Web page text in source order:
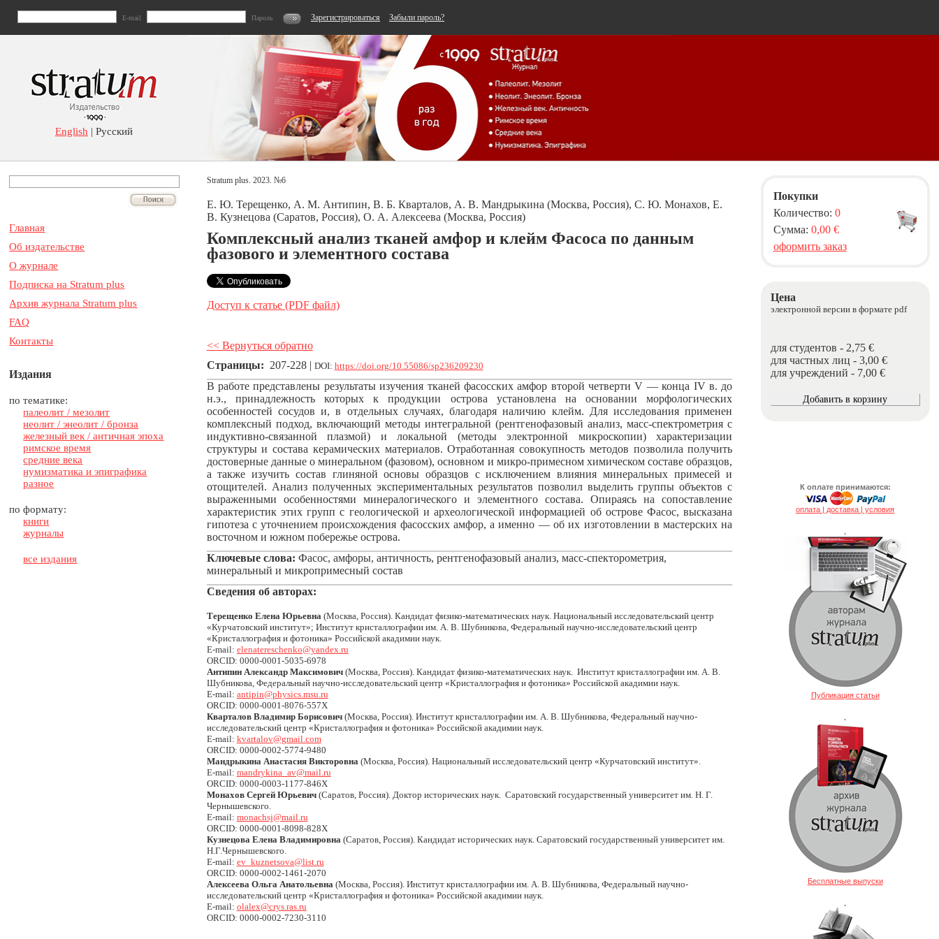
E-mail Пароль Зарегистрироваться Забыли пароль?
English | Русский
Главная
Об издательстве
О журнале
Подписка на Stratum plus
Архив журнала Stratum plus
FAQ
Контакты
Издания
по тематике:
палеолит / мезолит
неолит / энеолит / бронза
железный век / античная эпоха
римское время
средние века
нумизматика и эпиграфика
разное
по формату:
книги
журналы
все издания
Stratum plus. 2023. №6
Е. Ю. Терещенко, А. М. Антипин, В. Б. Кварталов, А. В. Мандрыкина (Москва, Россия), С. Ю. Монахов, Е.
В. Кузнецова (Саратов, Россия), О. А. Алексеева (Москва, Россия)
Комплексный анализ тканей амфор и клейм Фасоса по данным
фазового и элементного состава
Доступ к статье (PDF файл)
<< Вернуться обратно
Страницы: 207-228 | DOI: https://doi.org/10.55086/sp236209230
В работе представлены результаты изучения тканей фасосских амфор второй четверти V — конца IV в. до
н.э., принадлежность которых к продукции острова установлена на основании морфологических
особенностей сосудов и, в отдельных случаях, благодаря наличию клейм. Для исследования применен
комплексный подход, включающий методы интегральной (рентгенофазовый анализ, масс-спектрометрия с
индуктивно-связанной плазмой) и локальной (методы электронной микроскопии) характеризации
структуры и состава керамических материалов. Отработанная совокупность методов позволила получить
достоверные данные о минеральном (фазовом), основном и микро-примесном химическом составе образцов,
а также изучить состав глиняной основы образцов с исключением влияния минеральных примесей и
отощителей. Анализ полученных экспериментальных результатов позволил выделить группы объектов с
выраженными особенностями минералогического и элементного состава. Опираясь на сопоставление
характеристик этих групп с геологической и археологической информацией об острове Фасос, высказана
гипотеза с уточнением происхождения фасосских амфор, а именно — об их изготовлении в мастерских на
восточном и южном побережье острова.
Ключевые слова: Фасос, амфоры, античность, рентгенофазовый анализ, масс-спекторометрия,
минеральный и микропримесный состав
Сведения об авторах:
Терещенко Елена Юрьевна(Москва, Россия). Кандидат физико-математических наук. Национальный исследовательский центр
«Курчатовский институт»; Институт кристаллографии им. А. В. Шубникова, Федеральный научно-исследовательский центр
«Кристаллография и фотоника» Российской акадимии наук.
E-mail: elenatereschenko@yandex.ru
ORCID: 0000-0001-5035-6978
Антипин Александр Максимович(Москва, Россия). Кандидат физико-математических наук. Институт кристаллографии им. А. В.
Шубникова, Федеральный научно-исследовательский центр «Кристаллография и фотоника» Российской акадимии наук.
E-mail: antipin@physics.msu.ru
ORCID: 0000-0001-8076-557X
Кварталов Владимир Борисович(Москва, Россия). Институт кристаллографии им. А. В. Шубникова, Федеральный научно-
исследовательский центр «Кристаллография и фотоника» Российской акадимии наук.
E-mail: kvartalov@gmail.com
ORCID: 0000-0002-5774-9480
Мандрыкина Анастасия Викторовна(Москва, Россия). Национальный исследовательский центр «Курчатовский институт».
E-mail: mandrykina_av@mail.ru
ORCID: 0000-0003-1177-846X
Монахов Сергей Юрьевич(Саратов, Россия). Доктор исторических наук. Саратовский государственный университет им. Н. Г.
Чернышевского.
E-mail: monachsj@mail.ru
ORCID: 0000-0001-8098-828X
Кузнецова Елена Владимировна(Саратов, Россия). Кандидат исторических наук. Саратовский государственный университет им.
Н.Г.Чернышевского.
E-mail: ev_kuznetsova@list.ru
ORCID: 0000-0002-1461-2070
Алексеева Ольга Анатольевна(Москва, Россия). Институт кристаллографии им. А. В. Шубникова, Федеральный научно-
исследовательский центр «Кристаллография и фотоника» Российской акадимии наук.
E-mail: olalex@crys.ras.ru
ORCID: 0000-0002-7230-3110
Покупки
Количество: 0
Сумма: 0,00 €
оформить заказ
Цена
электронной версии в формате pdf
для студентов - 2,75 €
для частных лиц - 3,00 €
для учреждений - 7,00 €
К оплате принимаются:
оплата | доставка | условия
.
Публикация статьи
.
Бесплатные выпуски
.